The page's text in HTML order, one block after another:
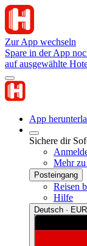
Zur App wechseln
Spare in der App
auf ausgewählte
App
Sichere dir
Mehr
Posteingang
Reisen
Hilfe
Deutsch ·